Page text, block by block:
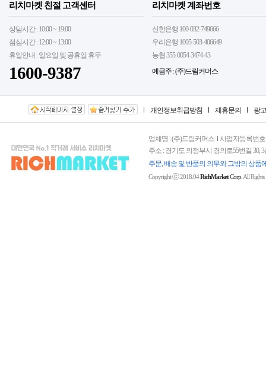
리치마켓 친절 고객센터
상담시간 : 10:00 ~ 19:00
점심시간 : 12:00 ~ 13:00
휴일안내 : 일요일 및 공휴일 휴무
1600-9387
리치마켓 계좌번호
신한은행 100-032-749666
우리은행 1005-503-406649
농협 355-0054-3474-43
예금주 : (주)드림커머스
개인정보취급방침 제휴문의 광
업체명 : (주)드림커머스
사업자등록번호
주소 : 경기도 의정부시 경의로55번길 30,
주문, 배송 및 반품의 의무와 그밖의 상
Copyrightⓒ2018.04RichMarketCorp. All Rights